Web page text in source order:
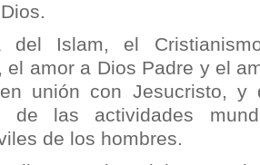
del Islam, el
el amor a Dios Padre y el
unión con Jesucristo, y
de las actividades
de los hombres.